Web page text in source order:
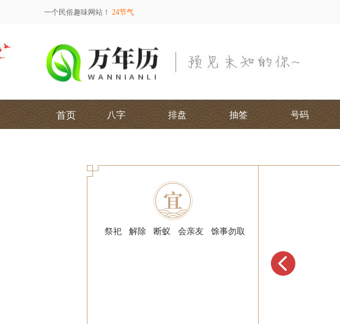
一个民俗趣味网站！ 24节气
首页 八字 排盘 抽签 号码
祭祀 解除 断蚁 会亲友 馀事勿取